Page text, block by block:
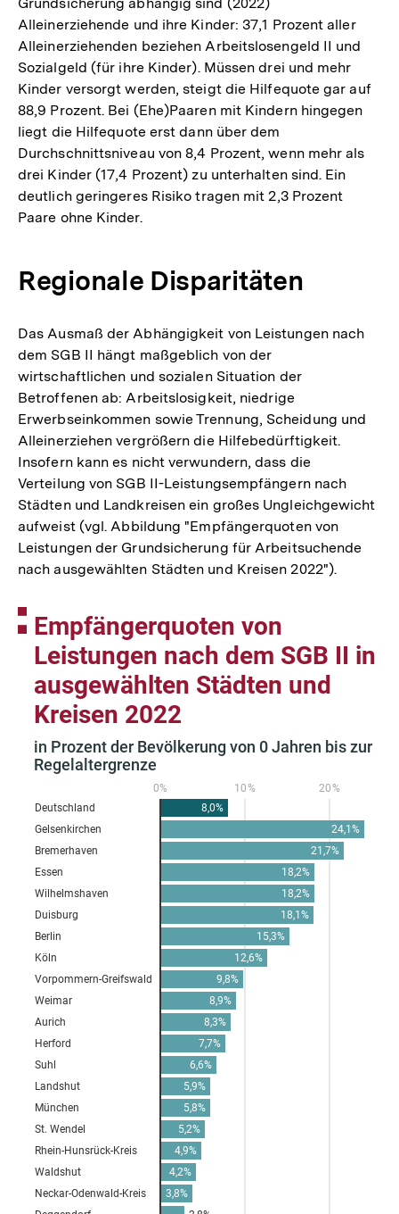
Grundsicherung abhängig sind (2022)
Alleinerziehende und ihre Kinder: 37,1 Prozent aller
Alleinerziehenden beziehen Arbeitslosengeld II und
Sozialgeld (für ihre Kinder). Müssen drei und mehr
Kinder versorgt werden, steigt die Hilfequote gar auf
88,9 Prozent. Bei (Ehe)Paaren mit Kindern hingegen
liegt die Hilfequote erst dann über dem
Durchschnittsniveau von 8,4 Prozent, wenn mehr als
drei Kinder (17,4 Prozent) zu unterhalten sind. Ein
deutlich geringeres Risiko tragen mit 2,3 Prozent
Paare ohne Kinder.
Regionale Disparitäten
Das Ausmaß der Abhängigkeit von Leistungen nach
dem SGB II hängt maßgeblich von der
wirtschaftlichen und sozialen Situation der
Betroffenen ab: Arbeitslosigkeit, niedrige
Erwerbseinkommen sowie Trennung, Scheidung und
Alleinerziehen vergrößern die Hilfebedürftigkeit.
Insofern kann es nicht verwundern, dass die
Verteilung von SGB II-Leistungsempfängern nach
Städten und Landkreisen ein großes Ungleichgewicht
aufweist (vgl. Abbildung "Empfängerquoten von
Leistungen der Grundsicherung für Arbeitsuchende
nach ausgewählten Städten und Kreisen 2022").